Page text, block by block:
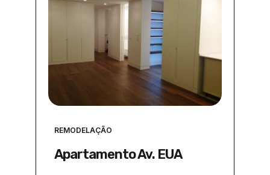
REMODELAÇÃO
Apartamento Av. EUA